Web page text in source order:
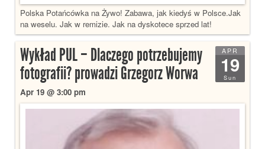
Polska Potańcówka na Żywo! Zabawa, jak kiedyś w Polsce.Jak
na weselu. Jak w remizie. Jak na dyskotece sprzed lat!
APR
19
Sun
Wykład PUL – Dlaczego potrzebujemy
fotografii? prowadzi Grzegorz Worwa
Apr 19 @ 3:00 pm